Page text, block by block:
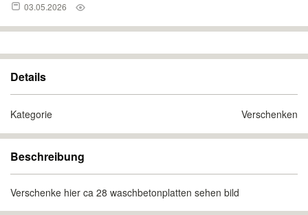
03.05.2026
Details
Kategorie Verschenken
Beschreibung
Verschenke hier ca 28 waschbetonplatten sehen bild